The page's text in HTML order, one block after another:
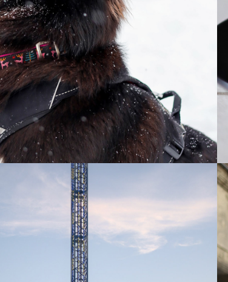
UND MIAU